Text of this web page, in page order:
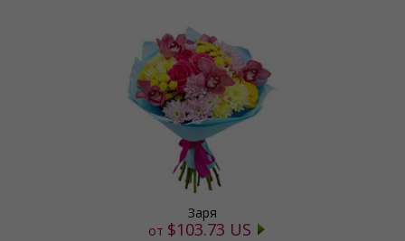
Заря
от $103.73 US